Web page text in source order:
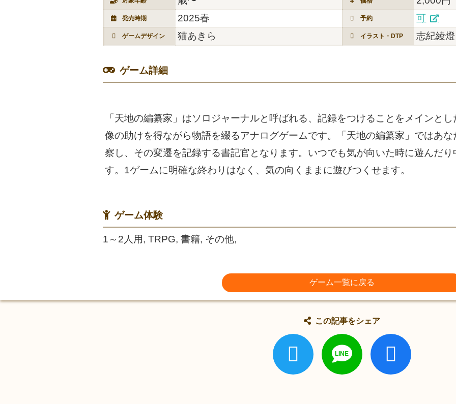
発売時期 2025春 予約 可
ゲームデザイン 猫あきら イラスト・DTP 志紀綾燈
ゲーム詳細
「天地の編纂家」はソロジャーナルと呼ばれる、記録をつけることをメインと
像の助けを得ながら物語を綴るアナログゲームです。「天地の編纂家」ではあ
察し、その変遷を記録する書記官となります。いつでも気が向いた時に遊んだ
す。1ゲームに明確な終わりはなく、気の向くままに遊びつくせます。
ゲーム体験
1～2人用, TRPG, 書籍, その他,
ゲーム一覧に戻る
この記事をシェア